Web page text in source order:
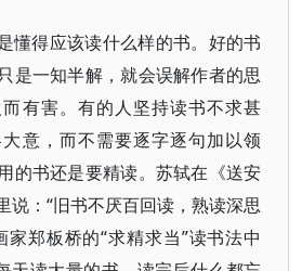
懂得应该读什么样的书。好的书
是一知半解，就会误解作者的思
有害。有的人坚持读书不求甚
意，而不需要逐字逐句加以领
的书还是要精读。苏轼在《送安
说：“旧书不厌百回读，熟读深思
家郑板桥的“求精求当”读书法中